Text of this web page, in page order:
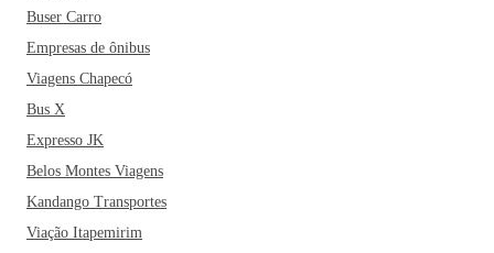
Buser Carro
Empresas de ônibus
Viagens Chapecó
Bus X
Expresso JK
Belos Montes Viagens
Kandango Transportes
Viação Itapemirim